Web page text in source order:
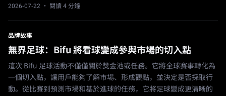
2026-07-22 · 閱讀 4 分鐘
品牌故事
無界足球：Bifu 將看球變成參與市場的切入點
這次 Bifu 足球活動不僅僅關於獎金池或任務。它將全球賽事轉化為
一個切入點，讓用戶能夠了解市場、形成觀點，並決定是否採取行
動。從比賽到預測市場和基於進球的任務，它將足球變成更清晰的